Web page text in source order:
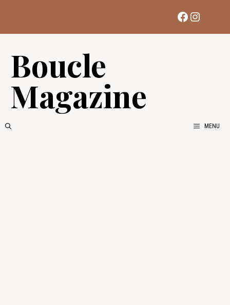
contenu
Facebook
Boucle
Magazine
MENU